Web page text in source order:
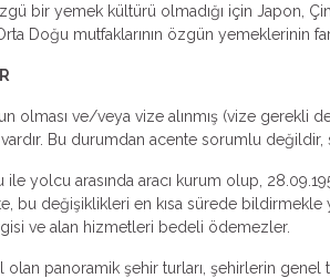
bir yemek kültürü olmadığı için Japon,
Doğu mutfaklarının özgün yemeklerinin
olması ve/veya vize alınmış (vize gerekli
Bu durumdan acente sorumlu
ile yolcu arasında aracı kurum olup,
bu değişiklikleri en kısa sürede bildirmekle
ve alan hizmetleri bedeli ödemezler.
olan panoramik şehir turları, şehirlerin genel